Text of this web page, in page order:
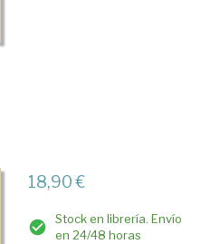
18,90 €
Stock en librería. Envío
en 24/48 horas